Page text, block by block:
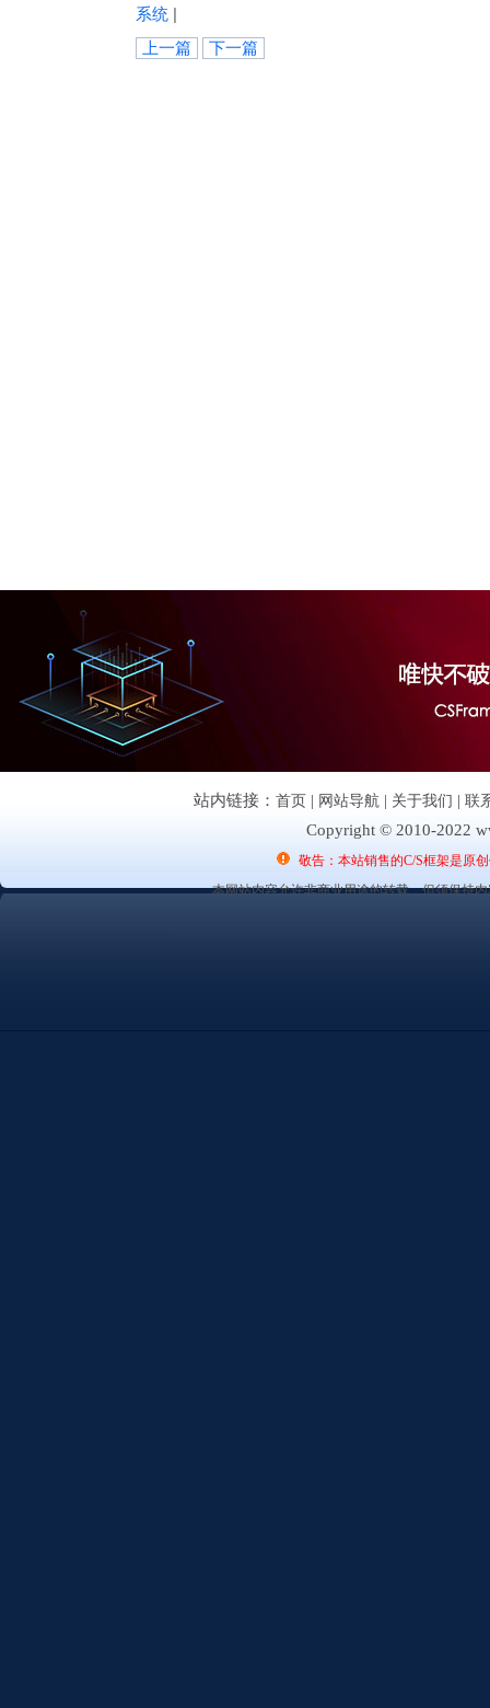
系统 |
上一篇
下一篇
站内链接： 首页 | 网站导航 | 关于我们 | 联
Copyright © 2010-2022
敬告：本站销售的C/S框架是原
本网站内容允许非商业用途的转载，但须保持